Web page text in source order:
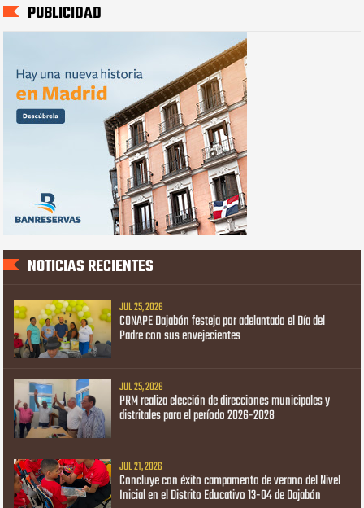
PUBLICIDAD
NOTICIAS RECIENTES
JUL 25, 2026
CONAPE Dajabón festeja por adelantado el Día del
Padre con sus envejecientes
JUL 25, 2026
PRM realiza elección de direcciones municipales y
distritales para el período 2026-2028
JUL 21, 2026
Concluye con éxito campamento de verano del Nivel
Inicial en el Distrito Educativo 13-04 de Dajabón